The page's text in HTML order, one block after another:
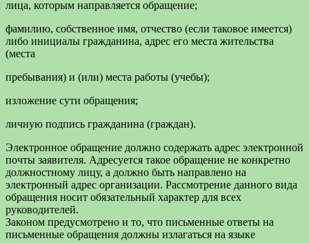
лица, которым направляется обращение;
фамилию, собственное имя, отчество (если таковое имеется)
либо инициалы гражданина, адрес его места жительства
(места
пребывания) и (или) места работы (учебы);
изложение сути обращения;
личную подпись гражданина (граждан).
Электронное обращение должно содержать адрес электронной
почты заявителя. Адресуется такое обращение не конкретно
должностному лицу, а должно быть направлено на
электронный адрес организации. Рассмотрение данного вида
обращения носит обязательный характер для всех
руководителей.
Законом предусмотрено и то, что письменные ответы на
письменные обращения должны излагаться на языке